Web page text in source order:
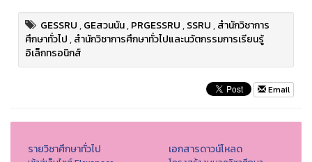
GESSRU,GEสวนนัน,PRGESSRU,SSRU,สำนักวิชาการ
ศึกษาทั่วไป,สำนักวิชาการศึกษาทั่วไปและนวัตกรรมการเรียนรู้
อิเล็กทรอนิกส์
Email
รายวิชาศึกษาทั่วไป เอกสารดาวน์โหลด